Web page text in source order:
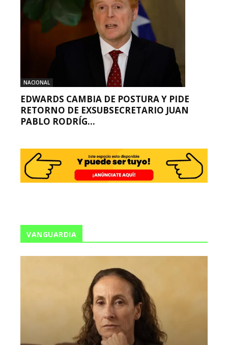
NACIONAL
EDWARDS CAMBIA DE POSTURA Y PIDE
RETORNO DE EXSUBSECRETARIO JUAN
PABLO RODRÍG...
VANGUARDIA